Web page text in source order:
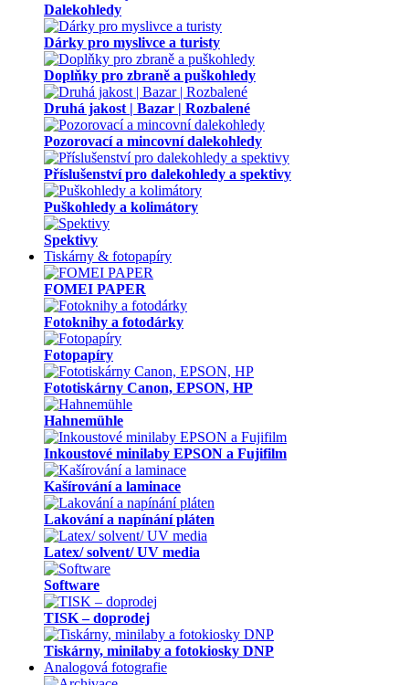
Dalekohledy
Dárky pro myslivce a turisty
Doplňky pro zbraně a puškohledy
Druhá jakost | Bazar | Rozbalené
Pozorovací a mincovní dalekohledy
Příslušenství pro dalekohledy a spektivy
Puškohledy a kolimátory
Spektivy
Tiskárny & fotopapíry
FOMEI PAPER
Fotoknihy a fotodárky
Fotopapíry
Fototiskárny Canon, EPSON, HP
Hahnemühle
Inkoustové minilaby EPSON a Fujifilm
Kašírování a laminace
Lakování a napínání pláten
Latex/ solvent/ UV media
Software
TISK – doprodej
Tiskárny, minilaby a fotokiosky DNP
Analogová fotografie